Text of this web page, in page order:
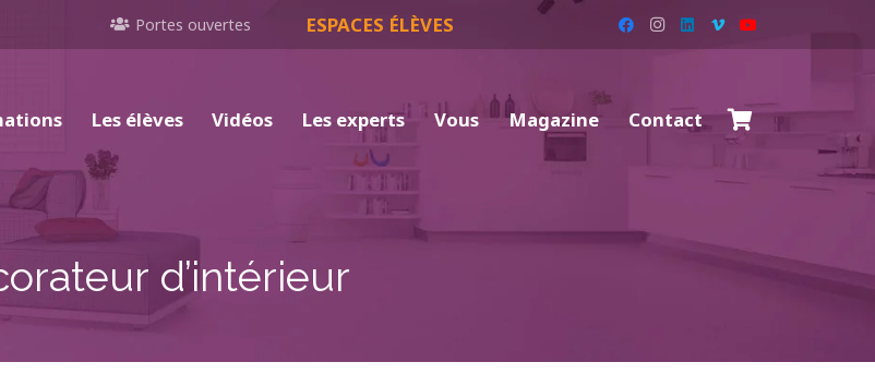
Portes ouvertes ESPACES ÉLÈVES
Les élèves Vidéos Les experts Vous Magazine Contact
d’intérieur